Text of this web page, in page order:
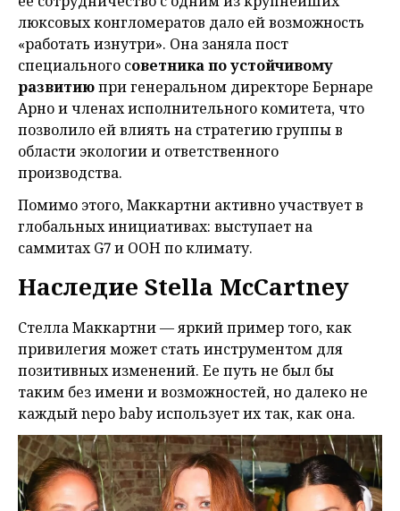
люксовых конгломератов дало ей возможность
«работать изнутри». Она заняла пост
специального советника по устойчивому
развитиюпри генеральном директоре Бернаре
Арно и членах исполнительного комитета, что
позволило ей влиять на стратегию группы в
области экологии и ответственного
производства.
Помимо этого, Маккартни активно участвует в
глобальных инициативах: выступает на
саммитах G7 и ООН по климату.
Наследие Stella McCartney
Стелла Маккартни — яркий пример того, как
привилегия может стать инструментом для
позитивных изменений. Ее путь не был бы
таким без имени и возможностей, но далеко не
каждый nepo baby использует их так, как она.